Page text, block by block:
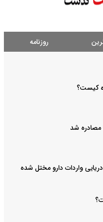
روزنامه
کیست؟
مصادره شد
و دریایی واردات دارو مختل شده